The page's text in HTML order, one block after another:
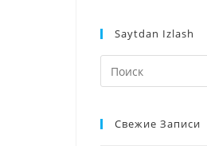
Saytdan Izlash
Свежие Записи